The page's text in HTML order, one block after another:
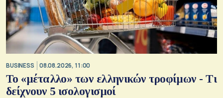
BUSINESS 08.08.2026, 11:00
Το «μέταλλο» των ελληνικών τροφίμων - Τι
δείχνουν 5 ισολογισμοί